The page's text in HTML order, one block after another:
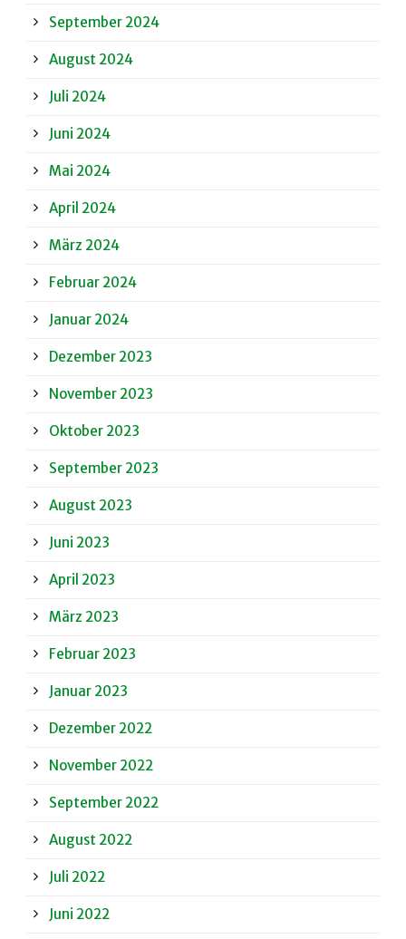
September 2024
August 2024
Juli 2024
Juni 2024
Mai 2024
April 2024
März 2024
Februar 2024
Januar 2024
Dezember 2023
November 2023
Oktober 2023
September 2023
August 2023
Juni 2023
April 2023
März 2023
Februar 2023
Januar 2023
Dezember 2022
November 2022
September 2022
August 2022
Juli 2022
Juni 2022